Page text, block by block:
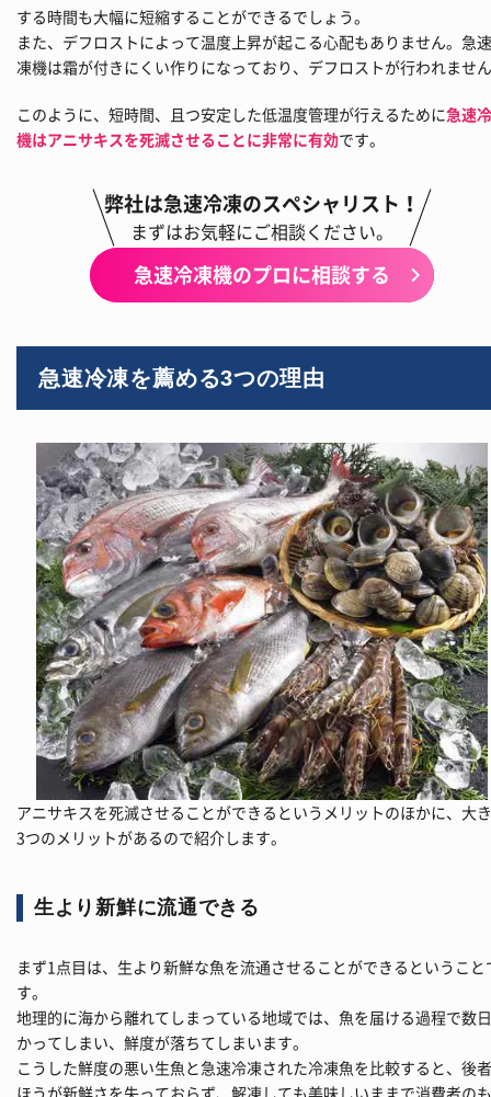
する時間も大幅に短縮することができるでしょう。
また、デフロストによって温度上昇が起こる心配もありません。急
凍機は霜が付きにくい作りになっており、デフロストが行われませ
このように、短時間、且つ安定した低温度管理が行えるために急速
機はアニサキスを死滅させることに非常に有効です。
弊社は急速冷凍のスペシャリスト！
まずはお気軽にご相談ください。
急速冷凍機のプロに相談する
急速冷凍を薦める3つの理由
アニサキスを死滅させることができるというメリットのほかに、大
3つのメリットがあるので紹介します。
生より新鮮に流通できる
まず1点目は、生より新鮮な魚を流通させることができるということ
す。
地理的に海から離れてしまっている地域では、魚を届ける過程で数
かってしまい、鮮度が落ちてしまいます。
こうした鮮度の悪い生魚と急速冷凍された冷凍魚を比較すると、後
ほうが新鮮さを失っておらず、解凍しても美味しいままで消費者の